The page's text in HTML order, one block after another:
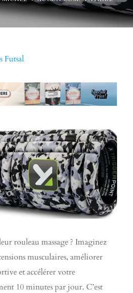
Futsal
rouleau massage ? Imaginez
musculaires, améliorer
et accélérer votre
10 minutes par jour. C’est